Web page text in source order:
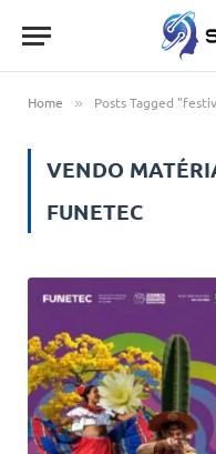
Home » Posts Tagged
VENDO
FUNETEC